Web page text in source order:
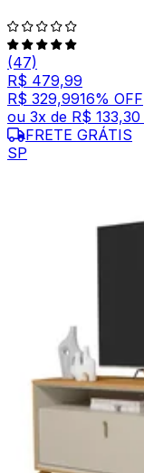
(47)
R$ 479,99
R$ 329,9916% OFF
ou 3x de R$ 133,30
FRETE GRÁTIS
SP